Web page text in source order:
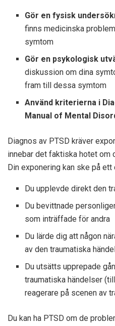
Gör en fysisk
finns medicinska
symtom
Gör en psykologisk
diskussion om dina
fram till dessa symtom
Använd kriterierna i
Manual of Mental
Diagnos av PTSD kräver
innebar det faktiska hotet om
Din exponering kan ske på
Du upplevde direkt den
Du bevittnade
som inträffade för andra
Du lärde dig att någon
av den traumatiska
Du utsätts upprepade
traumatiska händelser
reagerare på scenen av
Du kan ha PTSD om de